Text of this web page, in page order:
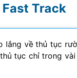
Track
lắng về thủ tục
tục chỉ trong